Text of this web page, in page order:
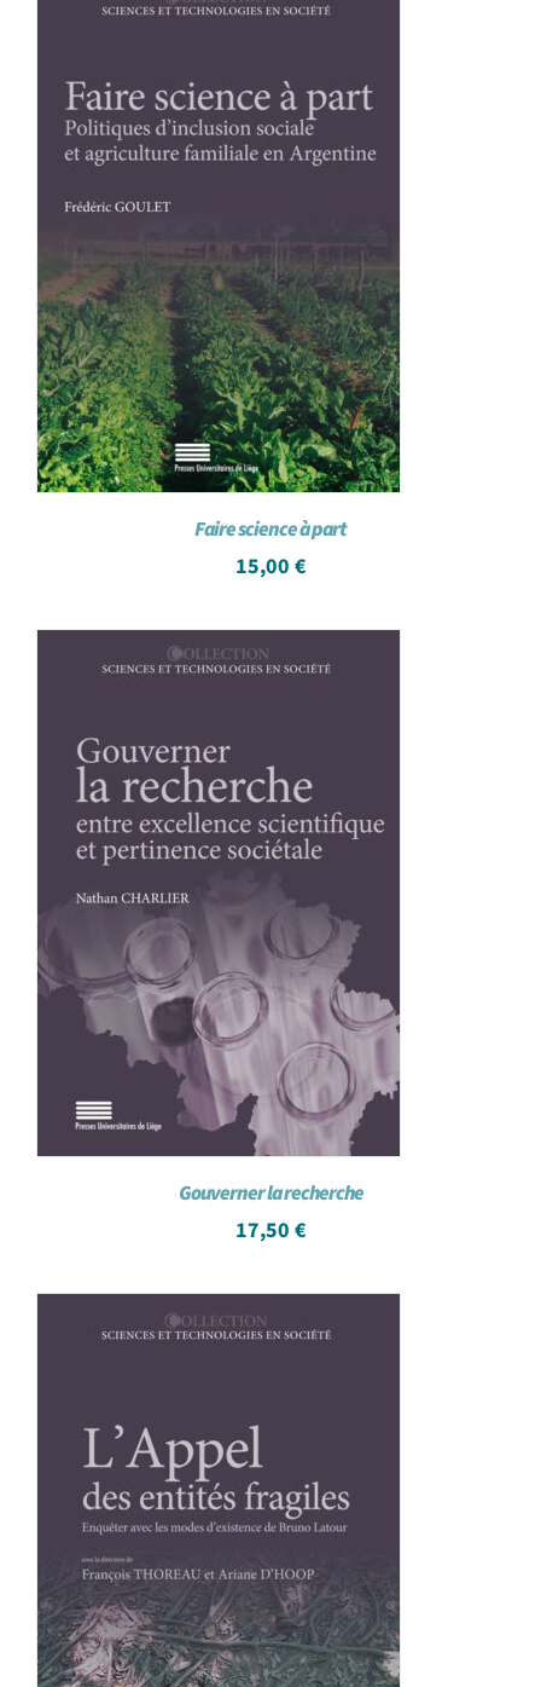
Panier WooCommerce
Faire science à part
15,00 €
Gouverner la recherche
17,50 €